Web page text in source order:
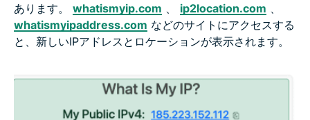
あります。 whatismyip.com ip2location.com
whatismyipaddress.com などのサイトにアクセスする
と、新しいIPアドレスとロケーションが表示されます。